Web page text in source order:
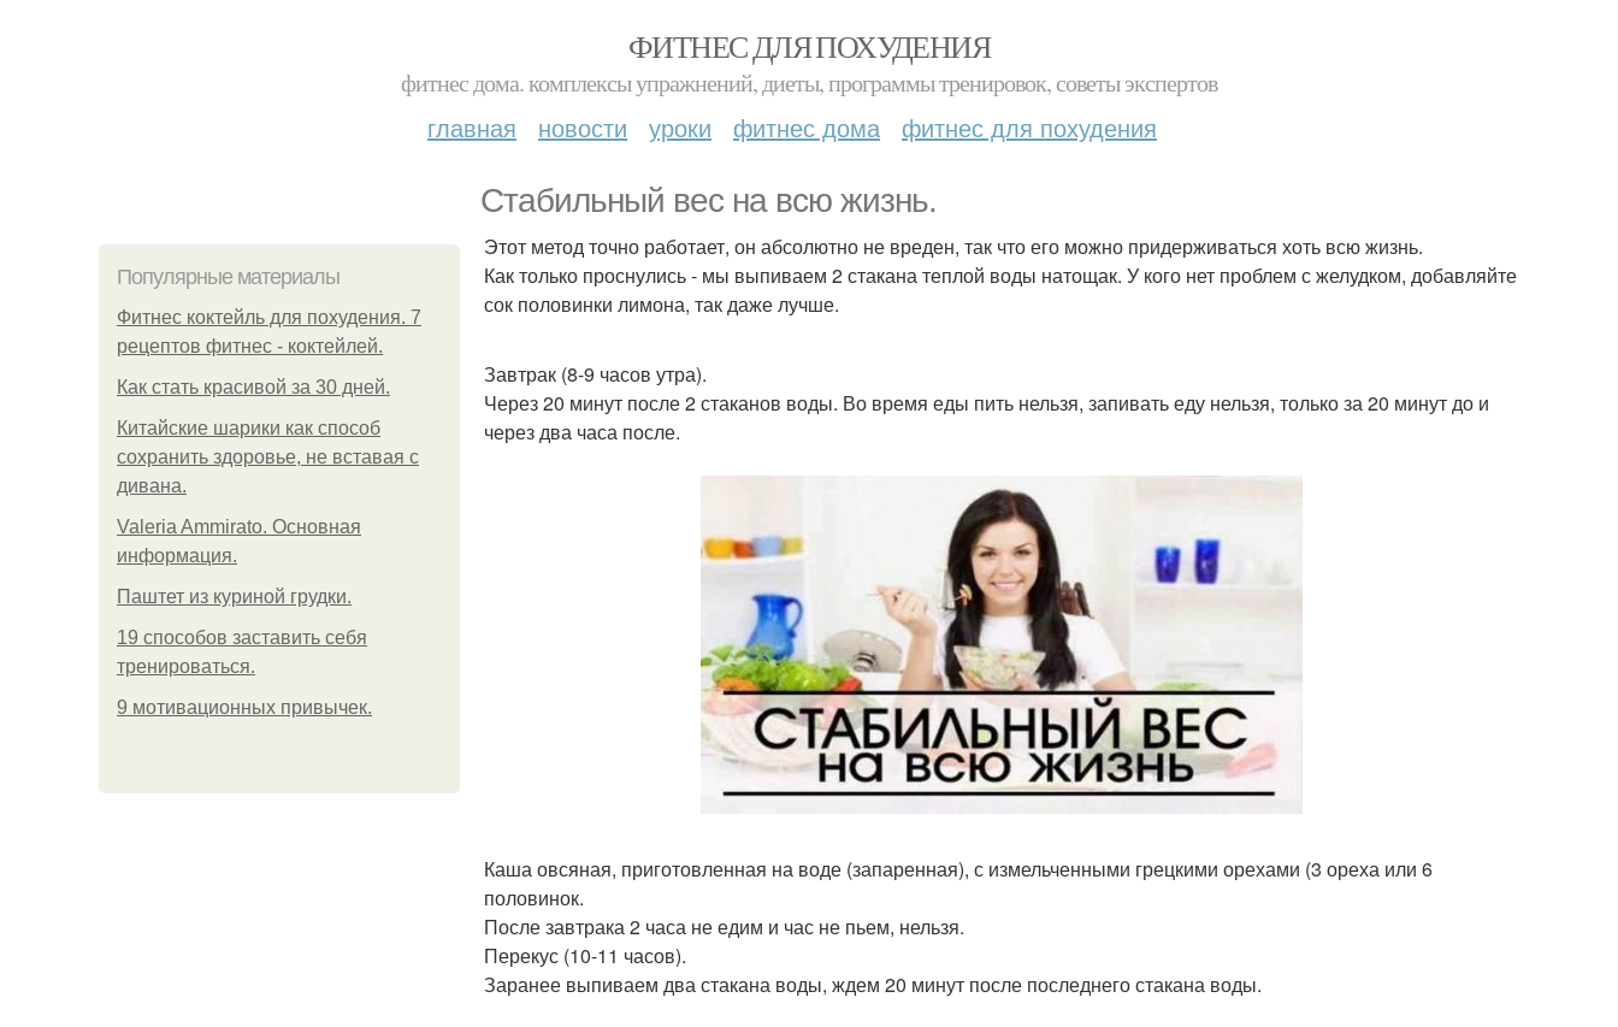
ФИТНЕС ДЛЯ ПОХУДЕНИЯ
фитнес дома. комплексы упражнений, диеты, программы тренировок, советы экспертов
главная новости уроки фитнес дома фитнес для похудения
Стабильный вес на всю жизнь.
Популярные материалы
Фитнес коктейль для похудения. 7
рецептов фитнес - коктейлей.
Как стать красивой за 30 дней.
Китайские шарики как способ
сохранить здоровье, не вставая с
дивана.
Valeria Ammirato. Основная
информация.
Паштет из куриной грудки.
19 способов заставить себя
тренироваться.
9 мотивационных привычек.
Этот метод точно работает, он абсолютно не вреден, так что его можно придерживаться хоть всю жизнь.
Как только проснулись - мы выпиваем 2 стакана теплой воды натощак. У кого нет проблем с желудком, добавляйте
сок половинки лимона, так даже лучше.
Завтрак (8-9 часов утра).
Через 20 минут после 2 стаканов воды. Во время еды пить нельзя, запивать еду нельзя, только за 20 минут до и
через два часа после.
Каша овсяная, приготовленная на воде (запаренная), с измельченными грецкими орехами (3 ореха или 6
половинок.
После завтрака 2 часа не едим и час не пьем, нельзя.
Перекус (10-11 часов).
Заранее выпиваем два стакана воды, ждем 20 минут после последнего стакана воды.